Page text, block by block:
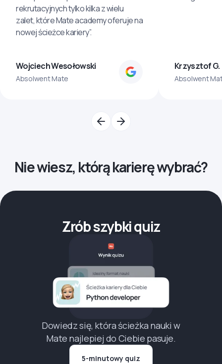
rekrutacyjnych tylko kilka z wielu
zalet, które Mate academy oferuje na
nowej ścieżce kariery”.
Wojciech Wesołowski
Absolwent Mate
Krzysztof G.
Absolwent
Nie wiesz, którą karierę wybrać?
Zrób szybki quiz
Dowiedz się, która ścieżka nauki w
Mate najlepiej do Ciebie pasuje.
5-minutowy quiz